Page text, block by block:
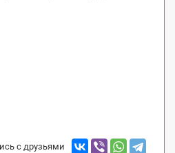
с друзьями